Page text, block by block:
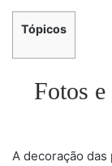
Tópicos
Fotos e
A decoração